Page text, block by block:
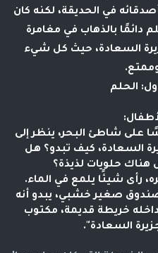
في الحديقة، لكنه كان
دائمًا بالذهاب في مغامرة
السعادة، حيث كل شيء
الحلم
على شاطئ البحر، ينظر إلى
السعادة، كيف تبدو؟ هل
هناك حلويات لذيذة؟
رأى شيئًا يلمع في الماء.
صندوق صغير خشبي، يبدو أنه
خريطة قديمة، مكتوب
السعادة".